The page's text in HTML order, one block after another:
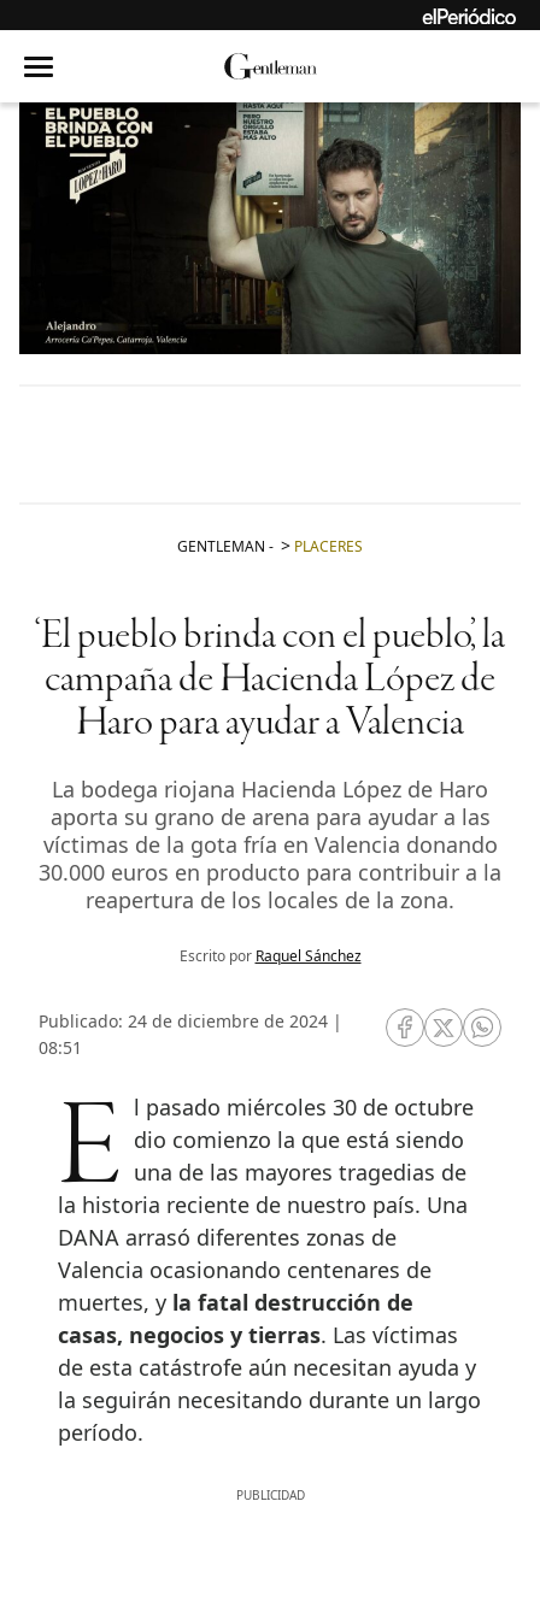
GENTLEMAN - PLACERES
‘El pueblo brinda con el pueblo’, la
campaña de Hacienda López de
Haro para ayudar a Valencia
La bodega riojana Hacienda López de Haro
aporta su grano de arena para ayudar a las
víctimas de la gota fría en Valencia donando
30.000 euros en producto para contribuir a la
reapertura de los locales de la zona.
Escrito por Raquel Sánchez
Publicado: 24 de diciembre de 2024 |
08:51
RRSS Facebook
RRSSRRSS
El pasado miércoles 30 de octubre dio comienzo la que está siendo
una de las mayores tragedias de
la historia reciente de nuestro país. Una
DANA arrasó diferentes zonas de
Valencia ocasionando centenares de
muertes, y la fatal destrucción de
casas, negocios y tierras. Las víctimas
de esta catástrofe aún necesitan ayuda y
la seguirán necesitando durante un largo
período.